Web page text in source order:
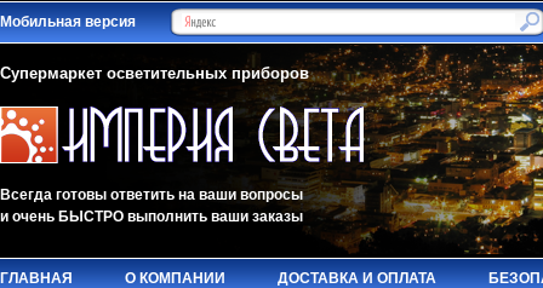
Мобильная версия
Супермаркет осветительных приборов
Всегда готовы ответить на ваши вопросы
и очень БЫСТРО выполнить ваши заказы
ГЛАВНАЯ О КОМПАНИИ ДОСТАВКА И ОПЛАТА